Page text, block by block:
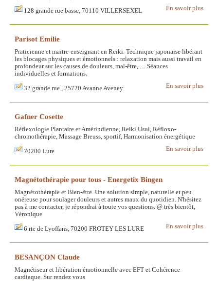
En savoir plus
128 grande rue basse, 70110 VILLERSEXEL
Parisot Emilie
Praticienne et maitre-enseignant en Reiki. Techniqu­e japonaise libérant
les blocages physiques et émotionnels : relaxation mais aussi travail en
profondeur sur les causes de douleurs, mal-être, .... Séances
individuelles et formations.
En savoir plus
32 grande rue , 25720 Avanne Aveney
Gafner Cosette
Réflexologie Plantaire et Amérindienne, Reiki Usui, Réfloxo-
chromothérapie, Massage Breuss, sportif, Harmonisation énergétique
En savoir plus
70200 Lure
Magnétothérapie pour tous - Energetix Bingen
Magnétothérapie et Bien-être. Une solution simple, naturelle et peu
onéreuse pour soulager douleurs et autres maux du quotidien. N'hésitez
pas à me contacter, je répondrai à toute vos questions. @ très bientôt,
Véronique
En savoir plus
6 rte de Lyoffans, 70200 FROTEY LES LURE
BESANÇON Claude
Magnétiseur et libération émotionnelle avec EFT et Cohérence
cardiaque. Sur rendez vous